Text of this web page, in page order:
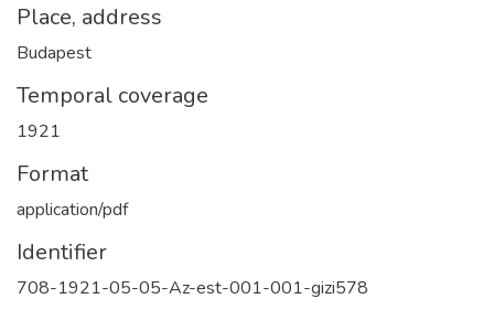
Place, address
Budapest
Temporal coverage
1921
Format
application/pdf
Identifier
708-1921-05-05-Az-est-001-001-gizi578